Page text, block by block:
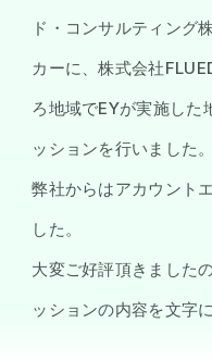
ド・コンサルティング
カーに、株式会社
ろ地域でEYが実施した
ッションを行いました。
弊社からはアカウント
した。
大変ご好評頂きました
ッションの内容を文字